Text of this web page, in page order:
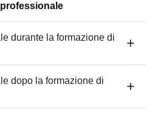
durante la formazione di
dopo la formazione di